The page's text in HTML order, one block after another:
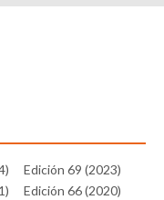
Edición 69 (2023)
Edición 66 (2020)